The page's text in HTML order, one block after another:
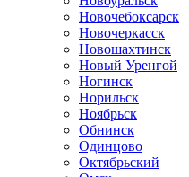
Новочебоксарск
Новочеркасск
Новошахтинск
Новый Уренгой
Ногинск
Норильск
Ноябрьск
Обнинск
Одинцово
Октябрьский